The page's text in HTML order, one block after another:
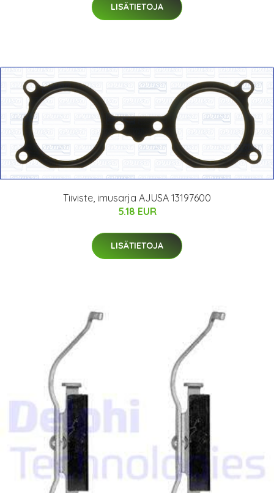
LISÄTIETOJA
Tiiviste, imusarja AJUSA 13197600
5.18 EUR
LISÄTIETOJA